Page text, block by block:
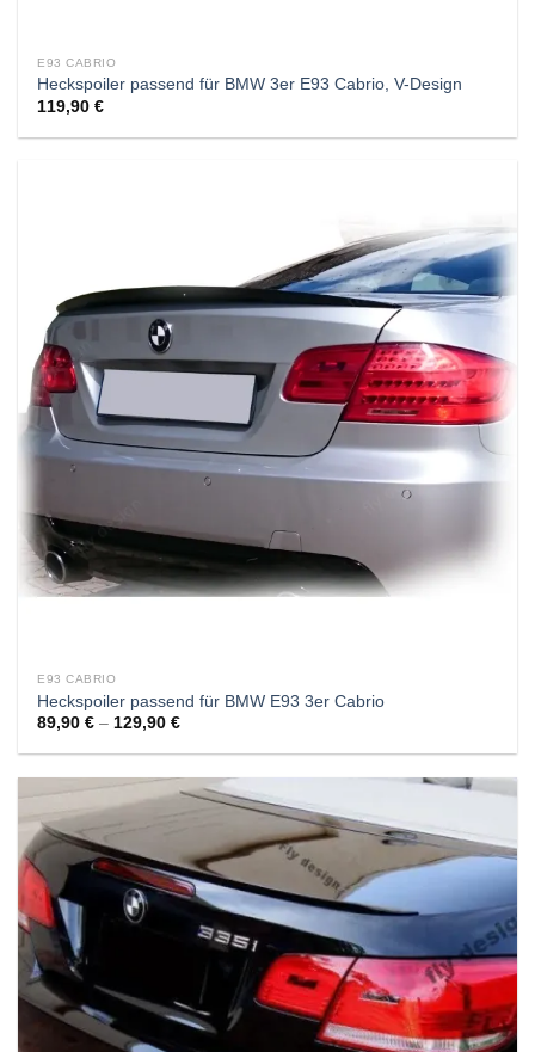
E93 CABRIO
Heckspoiler passend für BMW 3er E93 Cabrio, V-Design
119,90€
E93 CABRIO
Heckspoiler passend für BMW E93 3er Cabrio
89,90€ – 129,90€